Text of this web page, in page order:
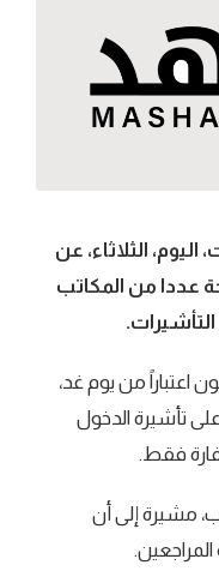
الثلاثاء، عن
عددا من المكاتب
من يوم غد،
تأشيرة الدخول
فقط.
مشيرة إلى أن